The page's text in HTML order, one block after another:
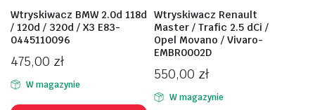
Wtryskiwacz BMW 2.0d 118d
/ 120d / 320d / X3 E83-
0445110096
475,00 zł
W magazynie
Wtryskiwacz Renault
Master / Trafic 2.5 dCi /
Opel Movano / Vivaro-
EMBR0002D
550,00 zł
W magazynie